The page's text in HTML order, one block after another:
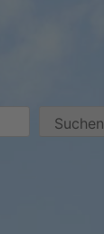
Suchen